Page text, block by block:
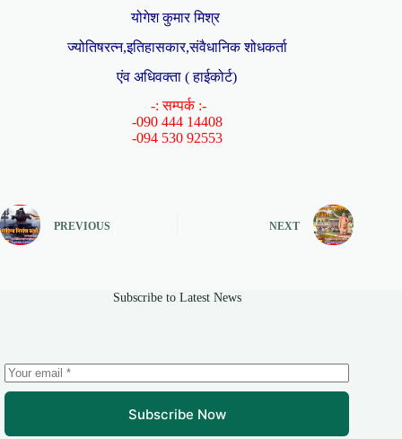
योगेश कुमार मिश्र
ज्योतिषरत्न,इतिहासकार,संवैधानिक शोधकर्ता
एंव अधिवक्ता ( हाईकोर्ट)
-: सम्पर्क :-
-090 444 14408
-094 530 92553
PREVIOUS NEXT
Subscribe to Latest News
Subscribe Now